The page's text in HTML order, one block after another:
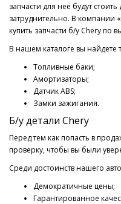
запчасти для неё будут
затруднительно. В компании
купить запчасти б/у Chery по
В нашем каталоге вы найдете
Топливные баки;
Амортизаторы;
Датчик ABS;
Замки зажигания.
Б/у детали Chery
Перед тем как попасть в
проверку, чтобы вы были
Среди достоинств нашего
Демократичные цены;
Гарантированное